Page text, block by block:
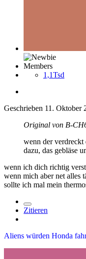
Members
1,1Tsd
Geschrieben 11. Oktober
Original von B-
wenn der verdreckt
dazu, das gebläse
wenn ich dich richtig
wenn mich aber net alles
sollte ich mal mein
Zitieren
Aliens würden Honda